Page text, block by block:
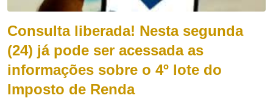
Consulta liberada! Nesta segunda
(24) já pode ser acessada as
informações sobre o 4º lote do
Imposto de Renda